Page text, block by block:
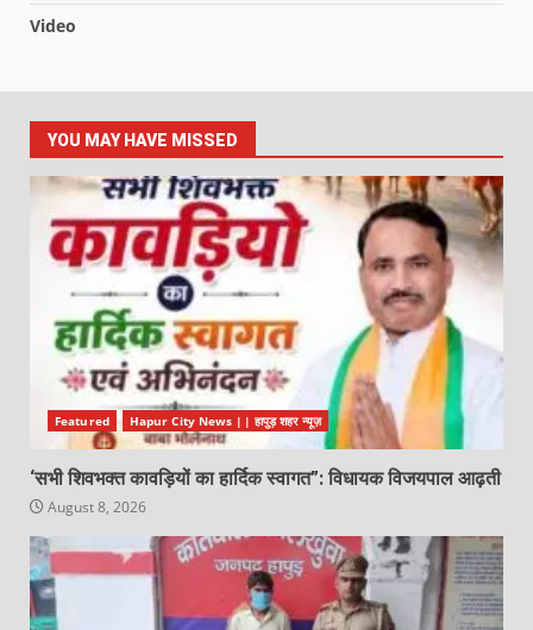
Video
YOU MAY HAVE MISSED
Featured Hapur City News || हापुड़ शहर न्यूज़
‘सभी शिवभक्त कावड़ियों का हार्दिक स्वागत”: विधायक विजयपाल आढ़ती
August 8, 2026